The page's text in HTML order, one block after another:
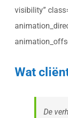
visibility”
Wat
De